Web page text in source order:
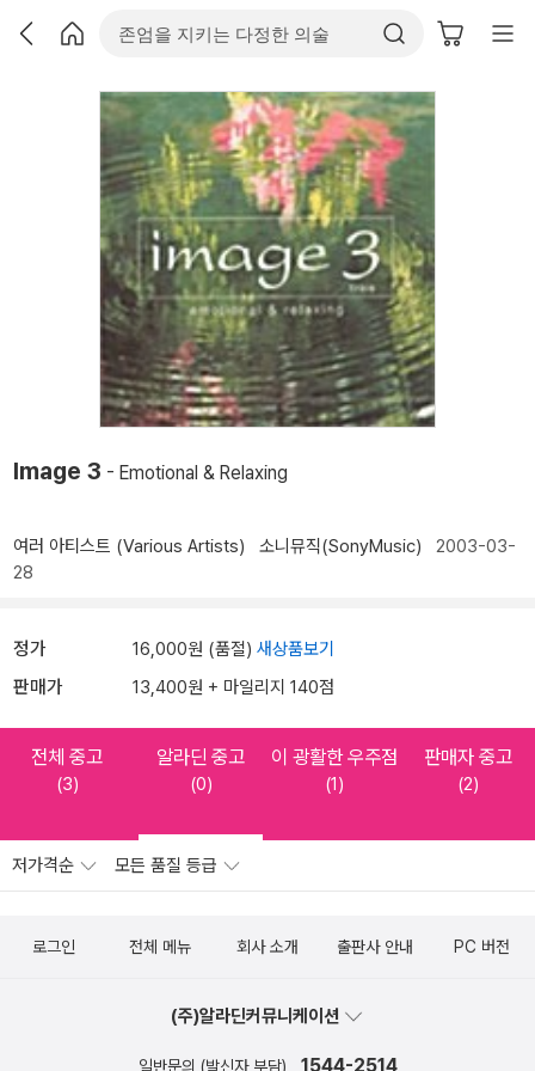
Image 3 - Emotional & Relaxing
여러 아티스트 (Various Artists) 소니뮤직(SonyMusic) 2003-03-
28
정가 16,000원 (품절) 새상품보기
판매가 13,400원 + 마일리지 140점
전체 중고
(3)
알라딘 중고
(0)
이 광활한 우주점
(1)
판매자 중고
(2)
저가격순 모든 품질 등급
로그인 전체 메뉴 회사 소개 출판사 안내 PC 버전
(주)알라딘커뮤니케이션
일반문의 (발신자 부담) 1544-2514